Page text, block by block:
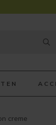
creme